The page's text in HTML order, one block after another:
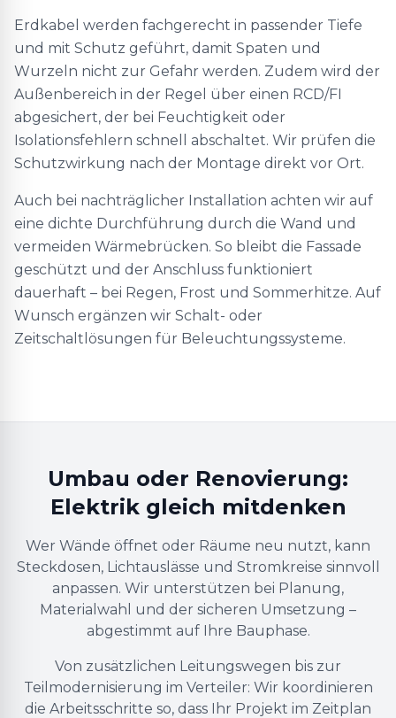
Erdkabel werden fachgerecht in passender Tiefe
und mit Schutz geführt, damit Spaten und
Wurzeln nicht zur Gefahr werden. Zudem wird der
Außenbereich in der Regel über einen RCD/FI
abgesichert, der bei Feuchtigkeit oder
Isolationsfehlern schnell abschaltet. Wir prüfen die
Schutzwirkung nach der Montage direkt vor Ort.
Auch bei nachträglicher Installation achten wir auf
eine dichte Durchführung durch die Wand und
vermeiden Wärmebrücken. So bleibt die Fassade
geschützt und der Anschluss funktioniert
dauerhaft – bei Regen, Frost und Sommerhitze. Auf
Wunsch ergänzen wir Schalt- oder
Zeitschaltlösungen für Beleuchtungssysteme.
Umbau oder Renovierung:
Elektrik gleich mitdenken
Wer Wände öffnet oder Räume neu nutzt, kann
Steckdosen, Lichtauslässe und Stromkreise sinnvoll
anpassen. Wir unterstützen bei Planung,
Materialwahl und der sicheren Umsetzung –
abgestimmt auf Ihre Bauphase.
Von zusätzlichen Leitungswegen bis zur
Teilmodernisierung im Verteiler: Wir koordinieren
die Arbeitsschritte so, dass Ihr Projekt im Zeitplan